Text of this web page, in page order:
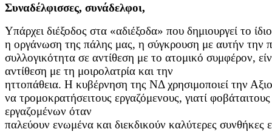
Συναδέλφισσες, συνάδελφοι,
Υπάρχει διέξοδος στα «αδιέξοδα» που δημιουργεί το
η οργάνωση της πάλης μας, η σύγκρουση με αυτήν την
συλλογικότητα σε αντίθεση με το ατομικό συμφέρον,
αντίθεση με τη μοιρολατρία και την
ηττοπάθεια. Η κυβέρνηση της ΝΔ χρησιμοποιεί την
να τρομοκρατήσειτους εργαζόμενους, γιατί
εργαζομένων όταν
παλεύουν ενωμένα και διεκδικούν καλύτερες συνθήκες